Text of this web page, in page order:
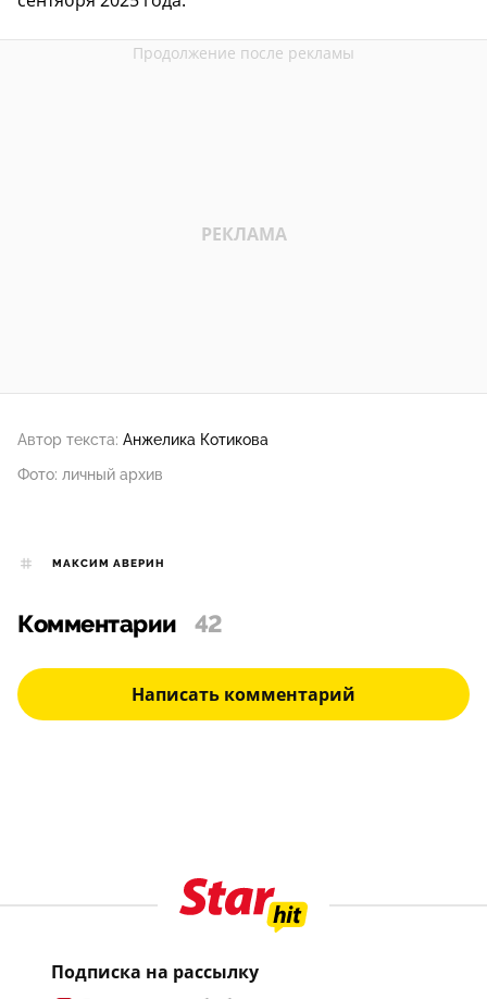
Автор текста: Анжелика Котикова
Фото: личный архив
МАКСИМ АВЕРИН
Комментарии 42
Написать комментарий
Подписка на рассылку